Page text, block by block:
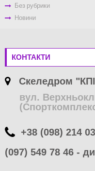
Без рубрики
Новини
КОНТАКТИ
Скеледром
вул.
+38 (098) 214
(097) 549 78 46 -